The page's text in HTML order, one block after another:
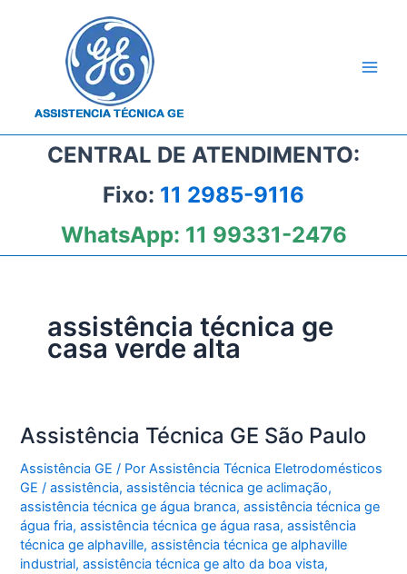
CENTRAL DE ATENDIMENTO:
Fixo: 11 2985-9116
WhatsApp: 11 99331-2476
assistência técnica ge
casa verde alta
Assistência Técnica GE São Paulo
Assistência GE / PorAssistência Técnica Eletrodomésticos
GE/assistência,assistência técnica ge aclimação,
assistência técnica ge água branca,assistência técnica ge
água fria,assistência técnica ge água rasa,assistência
técnica ge alphaville,assistência técnica ge alphaville
industrial,assistência técnica ge alto da boa vista,